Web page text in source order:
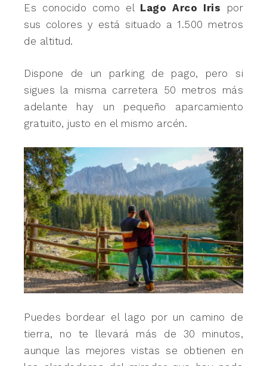
Es conocido como el Lago Arco Iris por
sus colores y está situado a 1.500 metros
de altitud.
Dispone de un parking de pago, pero si
sigues la misma carretera 50 metros más
adelante hay un pequeño aparcamiento
gratuito, justo en el mismo arcén.
Puedes bordear el lago por un camino de
tierra, no te llevará más de 30 minutos,
aunque las mejores vistas se obtienen en